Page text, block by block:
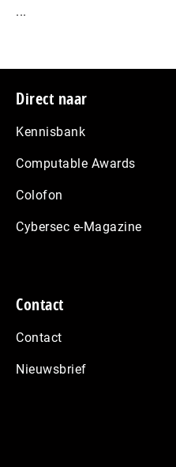
...
Footer
Direct naar
Kennisbank
Computable Awards
Colofon
Cybersec e-Magazine
Contact
Contact
Nieuwsbrief